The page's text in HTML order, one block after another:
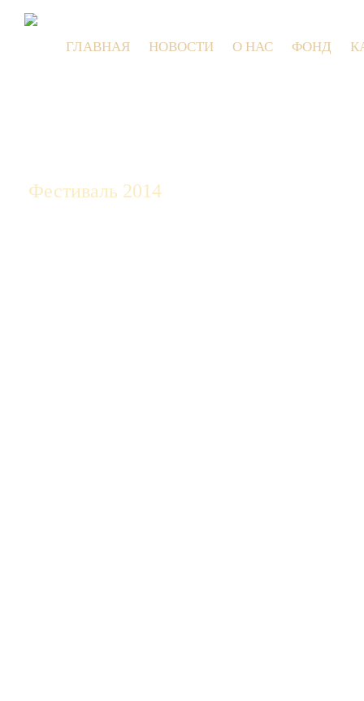
ГЛАВНАЯ НОВОСТИ О НАС ФОНД
Фестиваль 2014